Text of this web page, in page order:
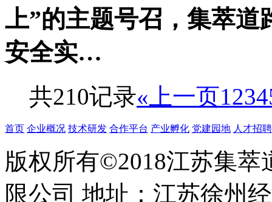
上”的主题号召，集萃道
安全实…
共210记录«上一页1 234
首页 企业概况 技术研发 合作平台 产业孵化 党建园地 人才招聘
版权所有©2018江苏集
限公司 地址：江苏徐州